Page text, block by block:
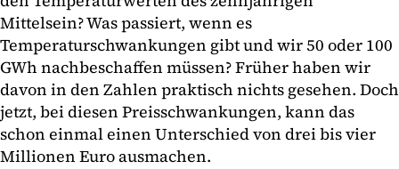
Mittelsein? Was passiert, wenn es
Temperaturschwankungen gibt und wir 50 oder 100
GWh nachbeschaffen müssen? Früher haben wir
davon in den Zahlen praktisch nichts gesehen. Doch
jetzt, bei diesen Preisschwankungen, kann das
schon einmal einen Unterschied von drei bis vier
Millionen Euro ausmachen.